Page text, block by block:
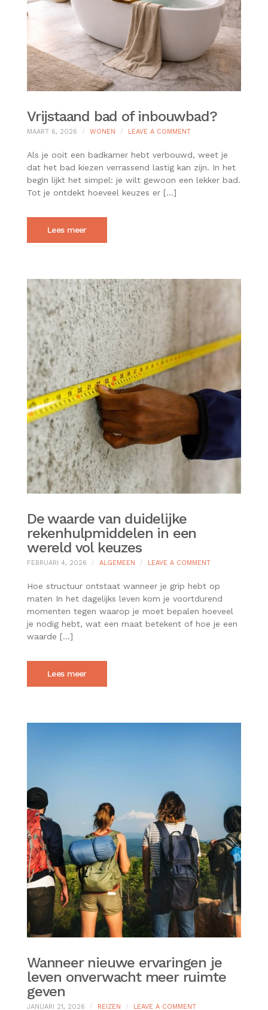
Vrijstaand bad of inbouwbad?
MAART 6, 2026 WONEN LEAVE A COMMENTON
BAD
INBOUWBAD?
Als je ooit een badkamer hebt verbouwd, weet je
dat het bad kiezen verrassend lastig kan zijn. In het
begin lijkt het simpel: je wilt gewoon een lekker bad.
Tot je ontdekt hoeveel keuzes er […]
Lees meer
De waarde van duidelijke
rekenhulpmiddelen in een
wereld vol keuzes
FEBRUARI 4, 2026 ALGEMEEN LEAVE A COMMENTON
VAN
DUIDELIJKE
IN
Hoe structuur ontstaat wanneer je grip hebt op
maten In het dagelijks leven kom je voortdurend
momenten tegen waarop je moet bepalen hoeveel
je nodig hebt, wat een maat betekent of hoe je een
waarde […]
Lees meer
Wanneer nieuwe ervaringen je
leven onverwacht meer ruimte
geven
JANUARI 21, 2026 REIZEN LEAVE A COMMENTON